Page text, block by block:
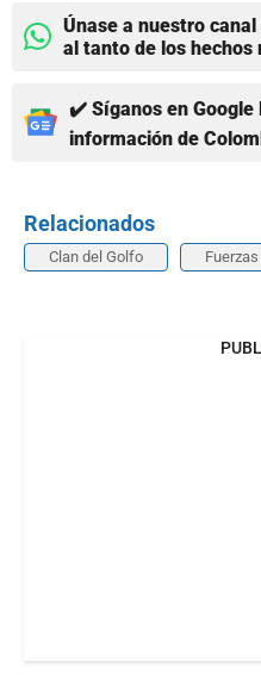
Únase a nuestro
al tanto de los hechos
✔️ Síganos en Google
información de
Relacionados
Clan del Golfo